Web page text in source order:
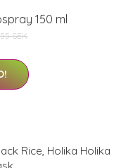
150 ml
SEK